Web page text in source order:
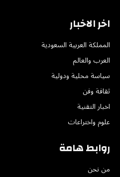
اخر الاخبار
المملكة العربية السعودية
العرب والعالم
سياسة محلية ودولية
ثقافة وفن
اخبار التقنية
علوم واختراعات
روابط هامة
من نحن